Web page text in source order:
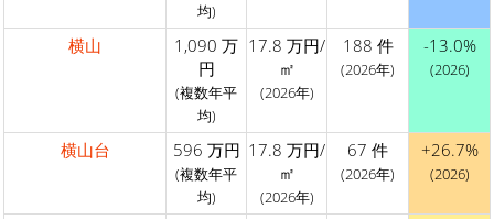
均)
横山
1,090 万
円
(複数年平
均)
17.8 万円/
㎡
(2026年)
188 件
(2026年)
-13.0%
(2026)
横山台 596 万円
(複数年平
均)
17.8 万円/
㎡
(2026年)
67 件
(2026年)
+26.7%
(2026)